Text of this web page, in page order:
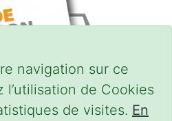
navigation sur ce
de Cookies
de visites. En